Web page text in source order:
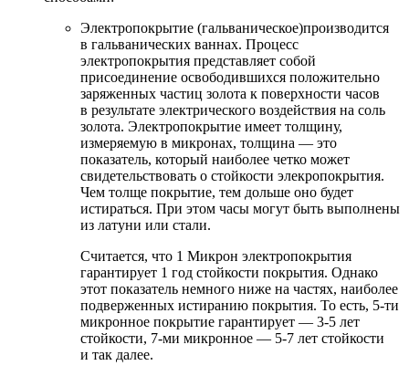
Электропокрытие (гальваническое)производится
в гальванических ваннах. Процесс
электропокрытия представляет собой
присоединение освободившихся положительно
заряженных частиц золота к поверхности часов
в результате электрического воздействия на соль
золота. Электропокрытие имеет толщину,
измеряемую в микронах, толщина — это
показатель, который наиболее четко может
свидетельствовать о стойкости элекропокрытия.
Чем толще покрытие, тем дольше оно будет
истираться. При этом часы могут быть выполнены
из латуни или стали.
Считается, что 1 Микрон электропокрытия
гарантирует 1 год стойкости покрытия. Однако
этот показатель немного ниже на частях, наиболее
подверженных истиранию покрытия. То есть, 5-ти
микронное покрытие гарантирует — 3-5 лет
стойкости, 7-ми микронное — 5-7 лет стойкости
и так далее.